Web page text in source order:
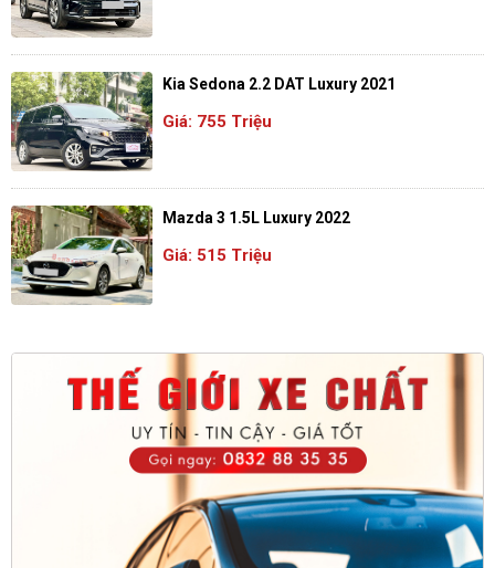
Kia Sedona 2.2 DAT Luxury 2021
Giá: 755 Triệu
Mazda 3 1.5L Luxury 2022
Giá: 515 Triệu